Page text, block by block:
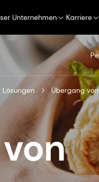
Unternehmen Karriere
Lösungen Übergang